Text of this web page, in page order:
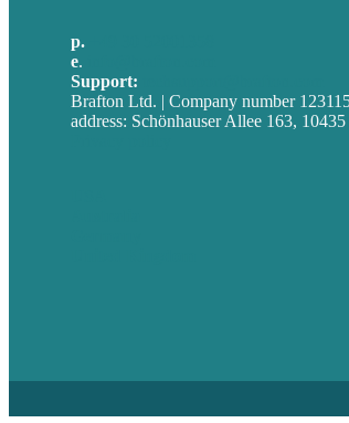
p.
e.
Support:
Brafton Ltd. | Company number
address: Schönhauser Allee 163,